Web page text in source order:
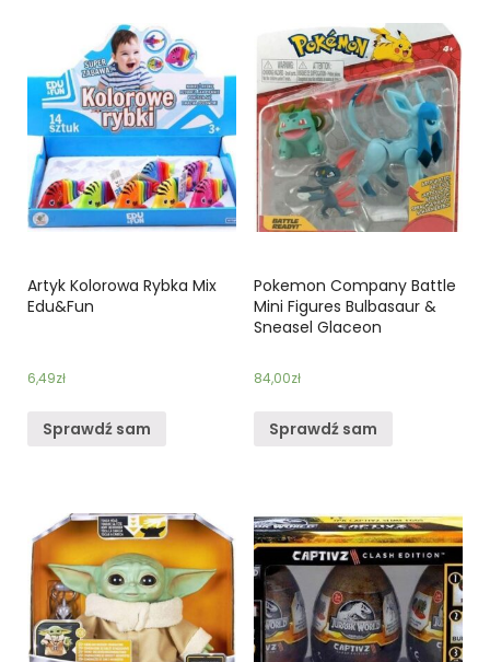
Artyk Kolorowa Rybka Mix
Edu&Fun
6,49zł
Sprawdź sam
Pokemon Company Battle
Mini Figures Bulbasaur &
Sneasel Glaceon
84,00zł
Sprawdź sam